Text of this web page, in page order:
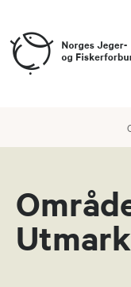
Utmark